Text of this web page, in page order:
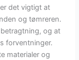
det vigtigt at
og tømreren.
og at
forventninger.
materialer og